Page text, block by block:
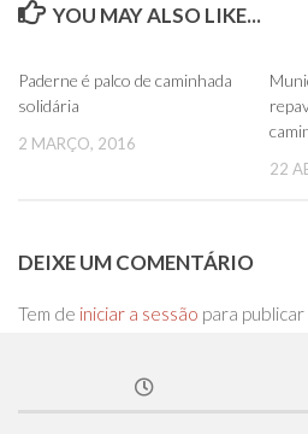
YOU MAY ALSO LIKE...
Paderne é palco de caminhada
solidária
2 MARÇO, 2016
22
DEIXE UM COMENTÁRIO
Tem de iniciar a sessão para publicar